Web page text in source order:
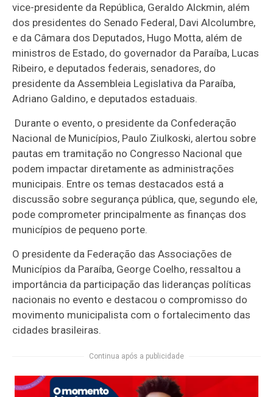
vice-presidente da República, Geraldo Alckmin, além
dos presidentes do Senado Federal, Davi Alcolumbre,
e da Câmara dos Deputados, Hugo Motta, além de
ministros de Estado, do governador da Paraíba, Lucas
Ribeiro, e deputados federais, senadores, do
presidente da Assembleia Legislativa da Paraíba,
Adriano Galdino, e deputados estaduais.
Durante o evento, o presidente da Confederação
Nacional de Municípios, Paulo Ziulkoski, alertou sobre
pautas em tramitação no Congresso Nacional que
podem impactar diretamente as administrações
municipais. Entre os temas destacados está a
discussão sobre segurança pública, que, segundo ele,
pode comprometer principalmente as finanças dos
municípios de pequeno porte.
O presidente da Federação das Associações de
Municípios da Paraíba, George Coelho, ressaltou a
importância da participação das lideranças políticas
nacionais no evento e destacou o compromisso do
movimento municipalista com o fortalecimento das
cidades brasileiras.
Continua após a publicidade